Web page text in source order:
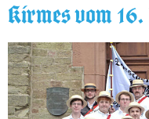
Kirmes vom